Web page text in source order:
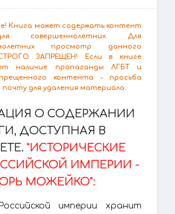
Книга может содержать контент
совершеннолетних. Для
просмотр данного
ЗАПРЕЩЕН! Если в книге
наличие пропаганды ЛГБТ и
контента - просьба
для удаления материала.
О СОДЕРЖАНИИ
ДОСТУПНАЯ В
"ИСТОРИЧЕСКИЕ
ИМПЕРИИ -
МОЖЕЙКО":
империи хранит